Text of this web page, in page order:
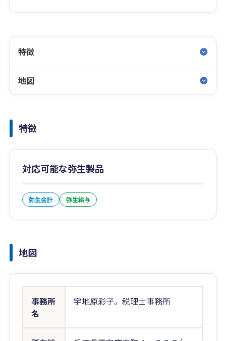
特徴
地図
特徴
対応可能な弥生製品
弥生会計 弥生給与
地図
事務所
名
宇地原彩子。税理士事務所